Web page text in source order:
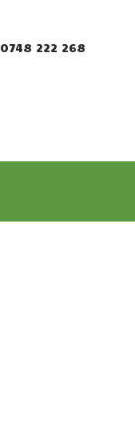
0748 222 268